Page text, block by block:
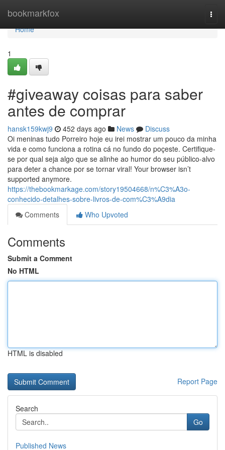
bookmarkfox
Home
Home
1
#giveaway coisas para saber
antes de comprar
hansk159kwj9 452 days ago News
Discuss
Oi meninas tudo Porreiro hoje eu irei mostrar um pouco da minha
vida e como funciona a rotina cá no fundo do poçeste. Certifique-
se por qual seja algo que se alinhe ao humor do seu público-alvo
para deter a chance por se tornar viral! Your browser isn’t
supported anymore.
https://thebookmarkage.com/story19504668/n%C3%A3o-
conhecido-detalhes-sobre-livros-de-com%C3%A9dia
Comments
Who Upvoted
Comments
Submit a Comment
No HTML
HTML is disabled
Report Page
Search
Go
Published News